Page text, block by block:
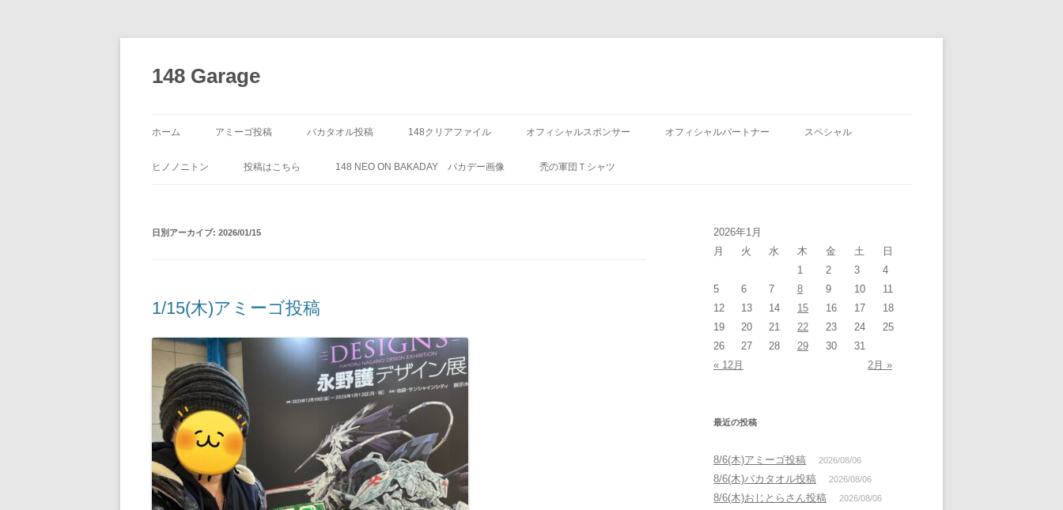
ン
ツ
ッ
148 Garage
ホーム アミーゴ投稿 バカタオル投稿 148クリアファイル オフィシャルスポンサー オフィシャルパートナー スペシャル
ヒノノニトン 投稿はこちら 148 NEO ON BAKADAY バカデー画像 禿の軍団Ｔシャツ
日別アーカイブ: 2026/01/15
1/15(木)アミーゴ投稿
2026年1月
月
火 水 木 金 土
日
1
2 3
4
5
6 7 8 9 10
11
12
13 14 15 16 17
18
19
20 21 22 23 24
25
26
27 28 29 30
31
« 12月
2月 »
最近の投稿
8/6(木)アミーゴ投稿 2026/08/06
8/6(木)バカタオル投稿 2026/08/06
8/6(木)おじとらさん投稿 2026/08/06